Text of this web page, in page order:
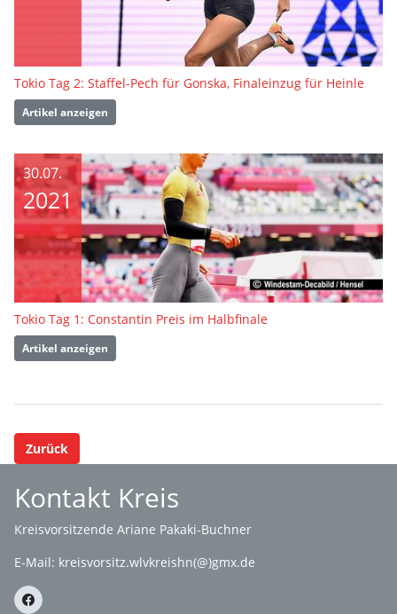
Tokio Tag 2: Staffel-Pech für Gonska, Finaleinzug für Heinle
Artikel anzeigen
30.07.
2021
Tokio Tag 1: Constantin Preis im Halbfinale
Artikel anzeigen
Zurück
Kontakt Kreis
Kreisvorsitzende Ariane Pakaki-Buchner
E-Mail: kreisvorsitz.wlvkreishn(@)gmx.de